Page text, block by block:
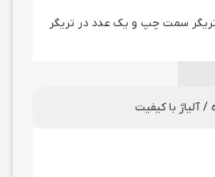
سمت چپ و یک عدد در تریگر